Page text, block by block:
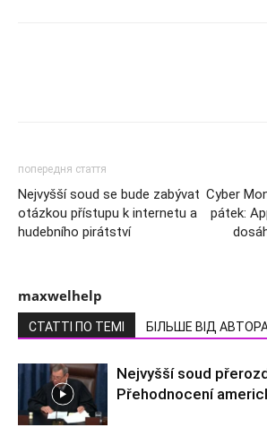
попередня стаття
Nejvyšší soud se bude zabývat
otázkou přístupu k internetu a
hudebního pirátství
Cyber
pátek:
maxwelhelp
СТАТТІ ПО ТЕМІ БІЛЬШЕ ВІД
Nejvyšší soud
Přehodnocení